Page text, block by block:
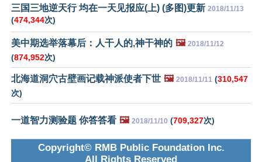
三国三地逆天行 均在一天见报应(上) (多图)更新 2018/11/13
(474,344次)
美中期选举落幕后：人干人的,神干神的 🖼️ 2018/11/12
(874,952次)
北海道洞穴古壁画记载神派使者下世 🖼️ 2018/11/11 (310,547
次)
一道智力测验题 你答答看 🖼️ 2018/11/10 (709,327次)
Copyright© RMB Public Foundation Inc.
All Rights Reserved